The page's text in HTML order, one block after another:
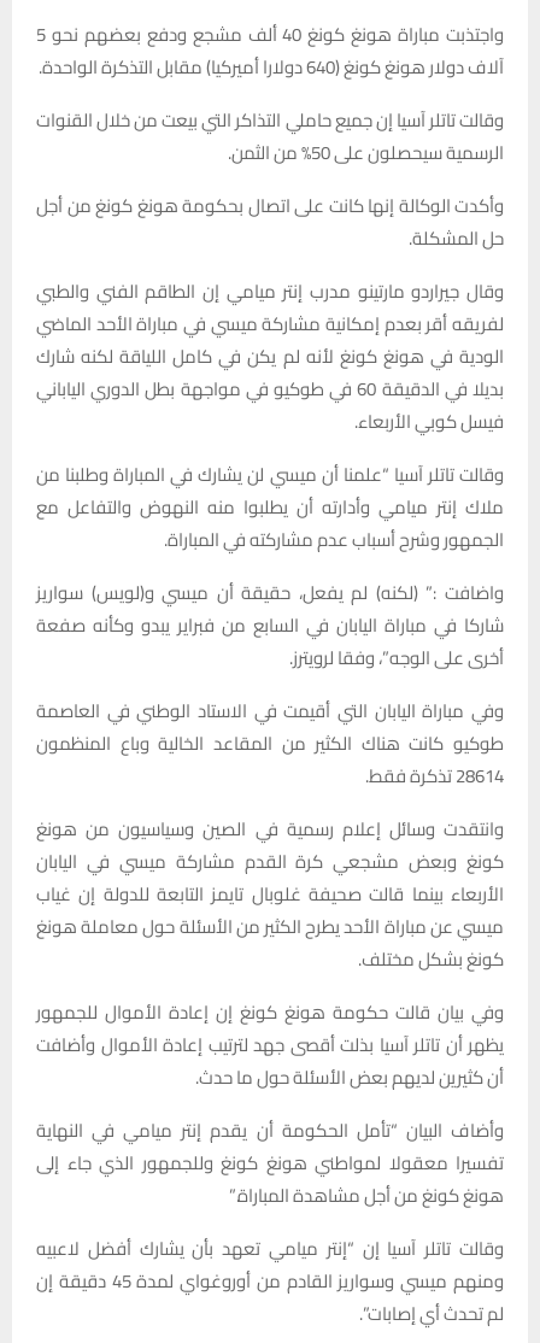
واجتذبت مباراة هونغ كونغ 40 ألف مشجع ودفع بعضهم نحو 5
آلاف دولار هونغ كونغ (640 دولارا أميركيا) مقابل التذكرة الواحدة.
وقالت تاتلر آسيا إن جميع حاملي التذاكر التي بيعت من خلال القنوات
الرسمية سيحصلون على 50% من الثمن.
وأكدت الوكالة إنها كانت على اتصال بحكومة هونغ كونغ من أجل
حل المشكلة.
وقال جيراردو مارتينو مدرب إنتر ميامي إن الطاقم الفني والطبي
لفريقه أقر بعدم إمكانية مشاركة ميسي في مباراة الأحد الماضي
الودية في هونغ كونغ لأنه لم يكن في كامل اللياقة لكنه شارك
بديلا في الدقيقة 60 في طوكيو في مواجهة بطل الدوري الياباني
فيسل كوبي الأربعاء.
وقالت تاتلر آسيا “علمنا أن ميسي لن يشارك في المباراة وطلبنا من
ملاك إنتر ميامي وأدارته أن يطلبوا منه النهوض والتفاعل مع
الجمهور وشرح أسباب عدم مشاركته في المباراة.
واضافت :” (لكنه) لم يفعل، حقيقة أن ميسي و(لويس) سواريز
شاركا في مباراة اليابان في السابع من فبراير يبدو وكأنه صفعة
أخرى على الوجه”، وفقا لرويترز.
وفي مباراة اليابان التي أقيمت في الاستاد الوطني في العاصمة
طوكيو كانت هناك الكثير من المقاعد الخالية وباع المنظمون
28614 تذكرة فقط.
وانتقدت وسائل إعلام رسمية في الصين وسياسيون من هونغ
كونغ وبعض مشجعي كرة القدم مشاركة ميسي في اليابان
الأربعاء بينما قالت صحيفة غلوبال تايمز التابعة للدولة إن غياب
ميسي عن مباراة الأحد يطرح الكثير من الأسئلة حول معاملة هونغ
كونغ بشكل مختلف.
وفي بيان قالت حكومة هونغ كونغ إن إعادة الأموال للجمهور
يظهر أن تاتلر آسيا بذلت أقصى جهد لترتيب إعادة الأموال وأضافت
أن كثيرين لديهم بعض الأسئلة حول ما حدث.
وأضاف البيان “تأمل الحكومة أن يقدم إنتر ميامي في النهاية
تفسيرا معقولا لمواطني هونغ كونغ وللجمهور الذي جاء إلى
هونغ كونغ من أجل مشاهدة المباراة.”
وقالت تاتلر آسيا إن “إنتر ميامي تعهد بأن يشارك أفضل لاعبيه
ومنهم ميسي وسواريز القادم من أوروغواي لمدة 45 دقيقة إن
لم تحدث أي إصابات”.